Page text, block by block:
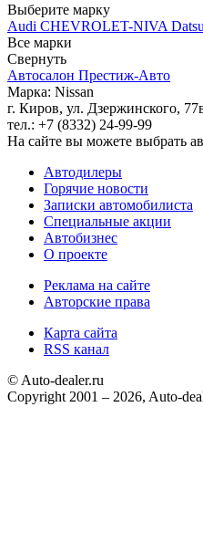
Выберите марку
Audi CHEVROLET-NIVA
Все марки
Свернуть
Автосалон Престиж-Авто
Марка: Nissan
г. Киров, ул. Дзержинского,
тел.: +7 (8332) 24-99-99
На сайте вы можете выбрать
Автодилеры
Горячие новости
Записки автомобилиста
Специальные акции
Автобизнес
О проекте
Реклама на сайте
Авторские права
Карта сайта
RSS канал
© Auto-dealer.ru
Copyright 2001 – 2026, Auto-